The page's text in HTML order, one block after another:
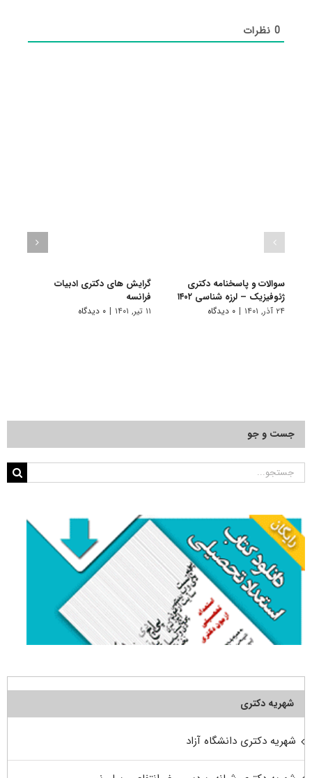
0نظرات
سوالات و پاسخنامه دکتری
ژئوفیزیک – لرزه شناسی ۱۴۰۲
۲۴ آذر, ۱۴۰۱ | ۰ دیدگاه
گرایش های دکتری ادبیات
فراﻧﺴﻪ
۱۱ تیر, ۱۴۰۱ | ۰ دیدگاه
جست و جو
جستجو
شهریه دکتری
شهریه دکتری دانشگاه آزاد